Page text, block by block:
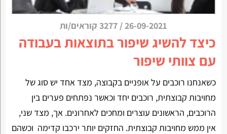
26-09-2021
/ 3277 קוראים/ות
כיצד להשיג שיפור בתוצאות בעבודה
עם צוותי שיפור
כשאנחנו רוכבים על אופניים בקבוצה, מצד אחד יש סוג של
מחויבות קבוצתית, רוכבים יחד וכאשר נפתחים פערים בין
הרוכבים, הראשונים עוצרים ומחכים לאחרונים. אך, מצד שני,
אין ממש מחויבות קבוצתית. החזקים יותר ירכבו קדימה וכשהם